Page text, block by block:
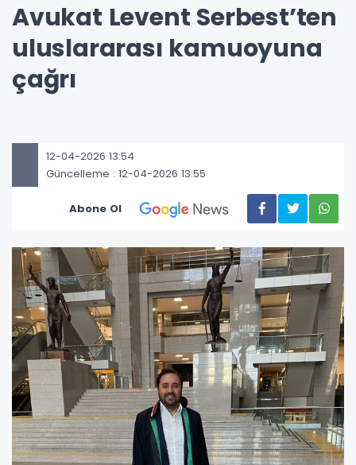
Avukat Levent Serbest’ten
uluslararası kamuoyuna
çağrı
12-04-2026 13:54
Güncelleme : 12-04-2026 13:55
Abone Ol